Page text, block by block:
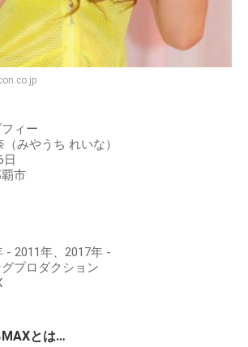
ィー
みやうち れいな）
日
市
- 2011年、2017年 -
プロダクション
MAXとは…